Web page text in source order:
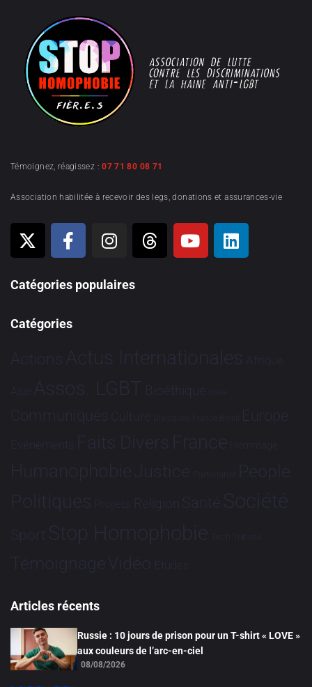
Témoignez, réagissez :07 71 80 08 71
Association habilitée à recevoir des legs, donations et assurances-vie
Catégories populaires
Catégories
Actions Actus Internationales Afrique
Asie Assos. LGBT Bioéthique Brève
Communiqués Culture Dialogues France-Brésil Europe
Evénements Faits Divers France Hommage
HumanophobieJustice Partenariat People
Politiques Projets Religion Santé Société
Sport Stop Homophobie Tech Tribune
TémoignageVidéo Études
Articles récents
Russie : 10 jours de prison pour un T-shirt « LOVE »
aux couleurs de l’arc-en-ciel
08/08/2026